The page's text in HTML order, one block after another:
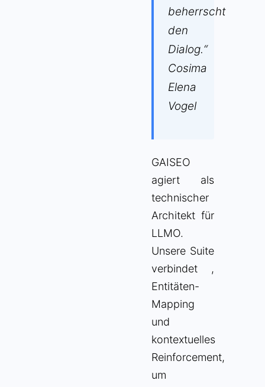
beherrscht
den
Dialog.“
Cosima
Elena
Vogel
GAISEO
agiert als
technischer
Architekt für
LLMO.
Unsere Suite
verbindet ,
Entitäten-
Mapping
und
kontextuelles
Reinforcement,
um